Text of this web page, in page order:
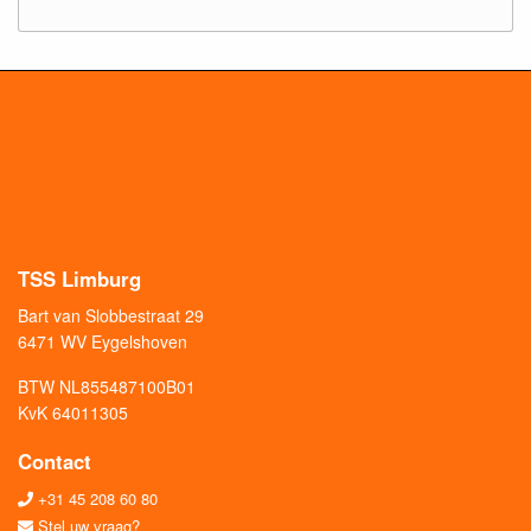
TSS Limburg
Bart van Slobbestraat 29
6471 WV Eygelshoven
BTW NL855487100B01
KvK 64011305
Contact
+31 45 208 60 80
Stel uw vraag?